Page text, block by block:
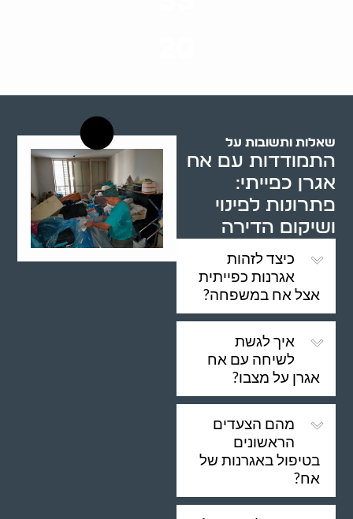
שאלות ותשובות על
התמודדות עם אח
אגרן כפייתי:
פתרונות לפינוי
ושיקום הדירה
כיצד לזהות
אגרנות כפייתית
אצל אח במשפחה?
איך לגשת
לשיחה עם אח
אגרן על מצבו?
מהם הצעדים
הראשונים
בטיפול באגרנות של
אח?